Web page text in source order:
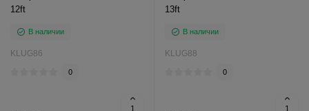
12ft
В наличии
KLUG86
0
13ft
В наличии
KLUG88
0